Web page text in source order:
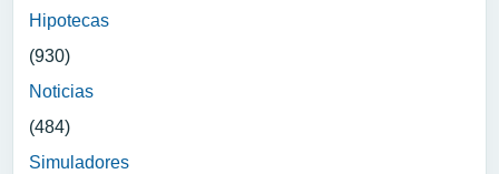
Hipotecas
(930)
Noticias
(484)
Simuladores